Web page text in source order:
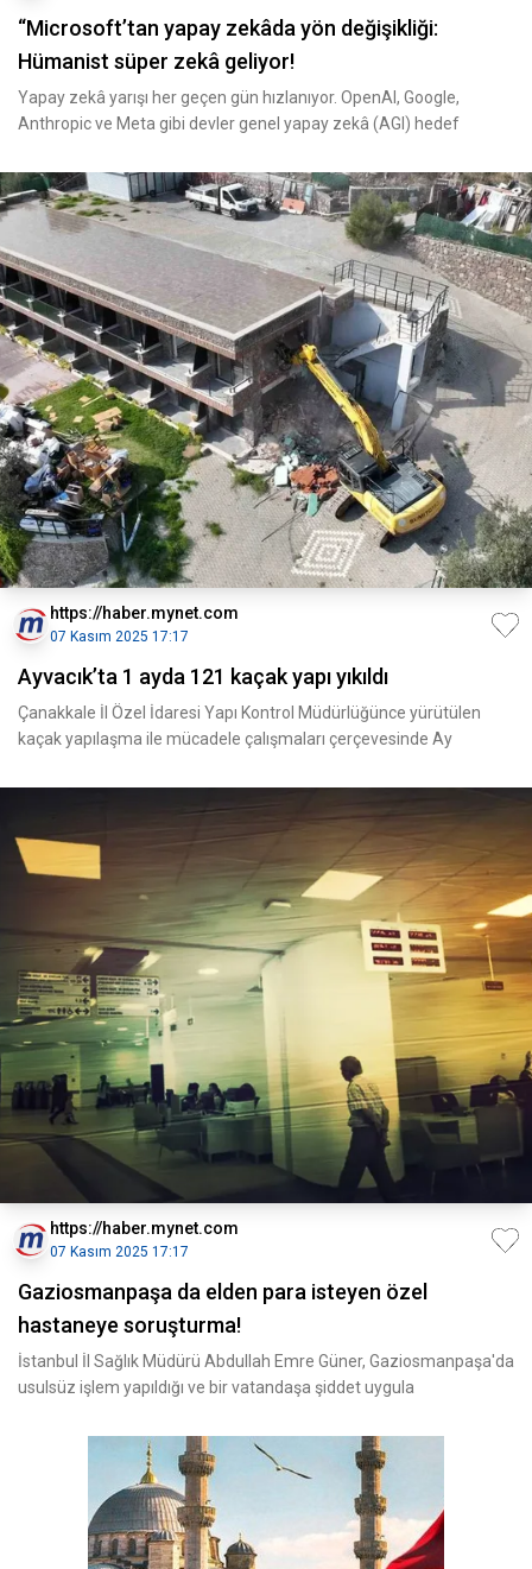
“Microsoft’tan yapay zekâda yön değişikliği:
Hümanist süper zekâ geliyor!
Yapay zekâ yarışı her geçen gün hızlanıyor. OpenAI, Google,
Anthropic ve Meta gibi devler genel yapay zekâ (AGI) hedef
https://haber.mynet.com
07 Kasım 2025 17:17
Ayvacık’ta 1 ayda 121 kaçak yapı yıkıldı
Çanakkale İl Özel İdaresi Yapı Kontrol Müdürlüğünce yürütülen
kaçak yapılaşma ile mücadele çalışmaları çerçevesinde Ay
https://haber.mynet.com
07 Kasım 2025 17:17
Gaziosmanpaşa da elden para isteyen özel
hastaneye soruşturma!
İstanbul İl Sağlık Müdürü Abdullah Emre Güner, Gaziosmanpaşa'da
usulsüz işlem yapıldığı ve bir vatandaşa şiddet uygula